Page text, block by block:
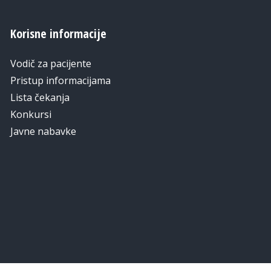
Korisne informacije
Vodič za pacijente
Pristup informacijama
Lista čekanja
Konkursi
Javne nabavke